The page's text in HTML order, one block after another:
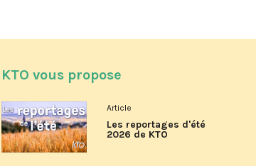
KTO vous propose
Article
Les reportages d'été
2026 de KTO